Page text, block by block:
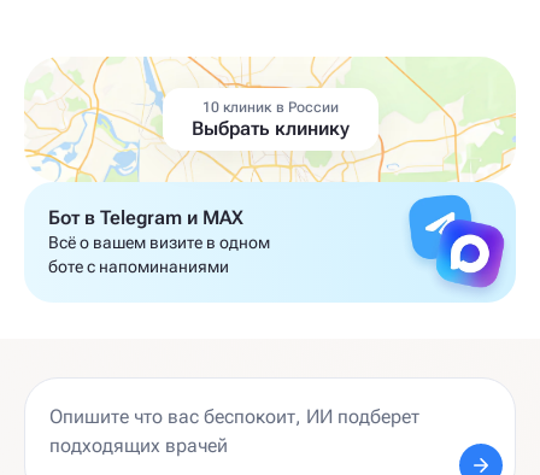
10 клиник в России
Выбрать клинику
Бот в Telegram и MAX
Всё о вашем визите в одном
боте с напоминаниями